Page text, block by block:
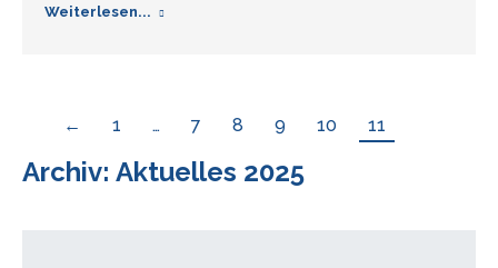
Weiterlesen...
← 1 … 7 8 9 10 11
Archiv: Aktuelles 2025